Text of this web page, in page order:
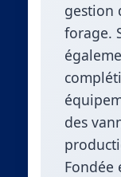
gestion
forage.
des
Fondée